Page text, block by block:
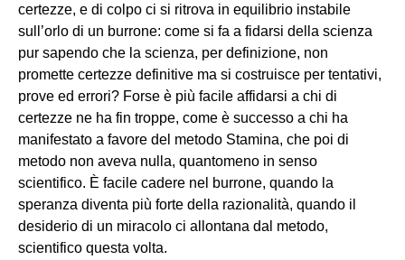
certezze, e di colpo ci si ritrova in equilibrio instabile
sull’orlo di un burrone: come si fa a fidarsi della scienza
pur sapendo che la scienza, per definizione, non
promette certezze definitive ma si costruisce per tentativi,
prove ed errori? Forse è più facile affidarsi a chi di
certezze ne ha fin troppe, come è successo a chi ha
manifestato a favore del metodo Stamina, che poi di
metodo non aveva nulla, quantomeno in senso
scientifico. È facile cadere nel burrone, quando la
speranza diventa più forte della razionalità, quando il
desiderio di un miracolo ci allontana dal metodo,
scientifico questa volta.